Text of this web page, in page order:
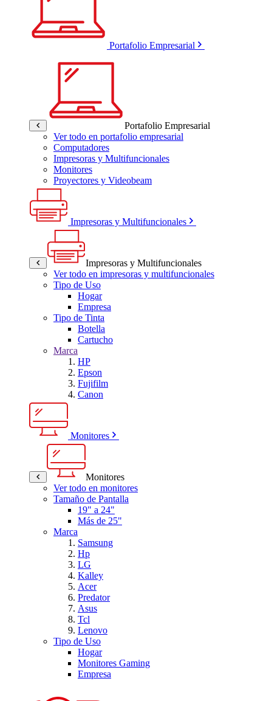
Portafolio Empresarial
Portafolio Empresarial
Ver todo en portafolio empresarial
Computadores
Impresoras y Multifuncionales
Monitores
Proyectores y Videobeam
Impresoras y Multifuncionales
Impresoras y Multifuncionales
Ver todo en impresoras y multifuncionales
Tipo de Uso
Hogar
Empresa
Tipo de Tinta
Botella
Cartucho
Marca
HP
Epson
Fujifilm
Canon
Monitores
Monitores
Ver todo en monitores
Tamaño de Pantalla
19" a 24"
Más de 25"
Marca
Samsung
Hp
LG
Kalley
Acer
Predator
Asus
Tcl
Lenovo
Tipo de Uso
Hogar
Monitores Gaming
Empresa